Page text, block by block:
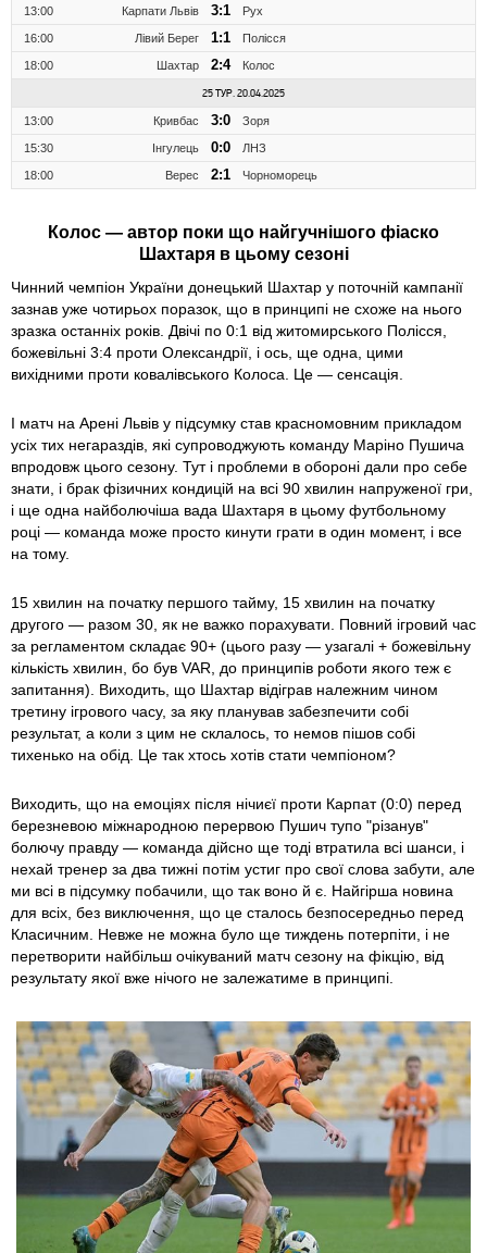
13:00 Карпати Львів 3:1 Рух
16:00 Лівий Берег 1:1 Полісся
18:00 Шахтар 2:4 Колос
25 ТУР. 20.04.2025
13:00 Кривбас 3:0 Зоря
15:30 Інгулець 0:0 ЛНЗ
18:00 Верес 2:1 Чорноморець
Колос — автор поки що найгучнішого фіаско
Шахтаря в цьому сезоні
Чинний чемпіон України донецький Шахтар у поточній кампанії
зазнав уже чотирьох поразок, що в принципі не схоже на нього
зразка останніх років. Двічі по 0:1 від житомирського Полісся,
божевільні 3:4 проти Олександрії, і ось, ще одна, цими
вихідними проти ковалівського Колоса. Це — сенсація.
І матч на Арені Львів у підсумку став красномовним прикладом
усіх тих негараздів, які супроводжують команду Маріно Пушича
впродовж цього сезону. Тут і проблеми в обороні дали про себе
знати, і брак фізичних кондицій на всі 90 хвилин напруженої гри,
і ще одна найболючіша вада Шахтаря в цьому футбольному
році — команда може просто кинути грати в один момент, і все
на тому.
15 хвилин на початку першого тайму, 15 хвилин на початку
другого — разом 30, як не важко порахувати. Повний ігровий час
за регламентом складає 90+ (цього разу — узагалі + божевільну
кількість хвилин, бо був VAR, до принципів роботи якого теж є
запитання). Виходить, що Шахтар відіграв належним чином
третину ігрового часу, за яку планував забезпечити собі
результат, а коли з цим не склалось, то немов пішов собі
тихенько на обід. Це так хтось хотів стати чемпіоном?
Виходить, що на емоціях після нічиєї проти Карпат (0:0) перед
березневою міжнародною перервою Пушич тупо "різанув"
болючу правду — команда дійсно ще тоді втратила всі шанси, і
нехай тренер за два тижні потім устиг про свої слова забути, але
ми всі в підсумку побачили, що так воно й є. Найгірша новина
для всіх, без виключення, що це сталось безпосередньо перед
Класичним. Невже не можна було ще тиждень потерпіти, і не
перетворити найбільш очікуваний матч сезону на фікцію, від
результату якої вже нічого не залежатиме в принципі.